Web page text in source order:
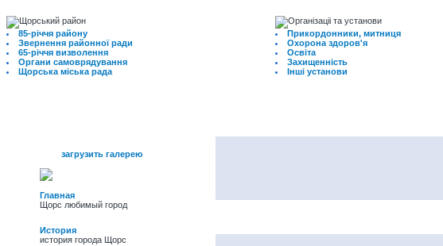
85-річчя району
Звернення районної ради
65-річчя визволення
Органи самоврядування
Щорська міська рада
Прикордонники, митниця
Охорона здоров'я
Освіта
Захищенність
Інші установи
загрузить галерею
Главная
Щорс любимый город
История
история города Щорс